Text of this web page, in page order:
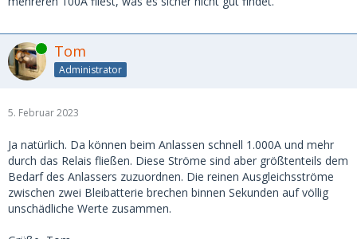
Online Tom
Administrator
5. Februar 2023
Ja natürlich. Da können beim Anlassen schnell 1.000A und mehr
durch das Relais fließen. Diese Ströme sind aber größtenteils dem
Bedarf des Anlassers zuzuordnen. Die reinen Ausgleichsströme
zwischen zwei Bleibatterie brechen binnen Sekunden auf völlig
unschädliche Werte zusammen.